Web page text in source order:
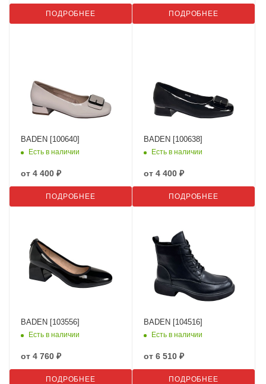
ПОДРОБНЕЕ ПОДРОБНЕЕ
BADEN [100640]
Есть в наличии
от 4 400 ₽
ПОДРОБНЕЕ
BADEN [100638]
Есть в наличии
от 4 400 ₽
ПОДРОБНЕЕ
BADEN [103556]
Есть в наличии
от 4 760 ₽
ПОДРОБНЕЕ
BADEN [104516]
Есть в наличии
от 6 510 ₽
ПОДРОБНЕЕ